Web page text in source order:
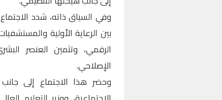
وفي السياق ذاته، شدد
بين الرعاية الأولية
الرقمي، وتثمين العنصر
الإصلاحي.
وحضر هذا الاجتماع إلى